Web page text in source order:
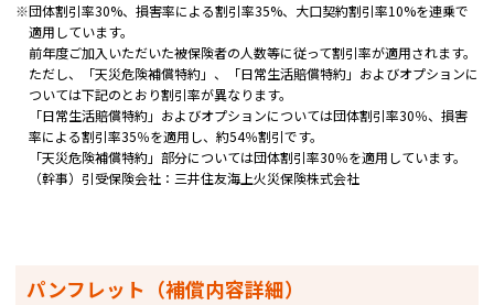
※団体割引率30%、損害率による割引率35%、大口契約割引率10%を連乗で
適用しています。
前年度ご加入いただいた被保険者の人数等に従って割引率が適用されます。
ただし、「天災危険補償特約」、「日常生活賠償特約」およびオプションに
ついては下記のとおり割引率が異なります。
「日常生活賠償特約」およびオプションについては団体割引率30％、損害
率による割引率35％を適用し、約54％割引です。
「天災危険補償特約」部分については団体割引率30％を適用しています。
（幹事）引受保険会社：三井住友海上火災保険株式会社
パンフレット（補償内容詳細）